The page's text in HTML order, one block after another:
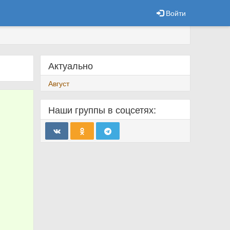
Войти
Актуально
Август
Наши группы в соцсетях: